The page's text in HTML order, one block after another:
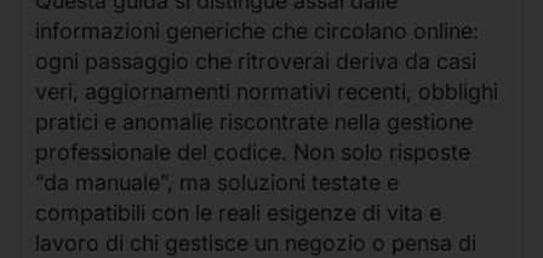
informazioni generiche che circolano online:
ogni passaggio che ritroverai deriva da casi
veri, aggiornamenti normativi recenti, obblighi
pratici e anomalie riscontrate nella gestione
professionale del codice. Non solo risposte
“da manuale”, ma soluzioni testate e
compatibili con le reali esigenze di vita e
lavoro di chi gestisce un negozio o pensa di